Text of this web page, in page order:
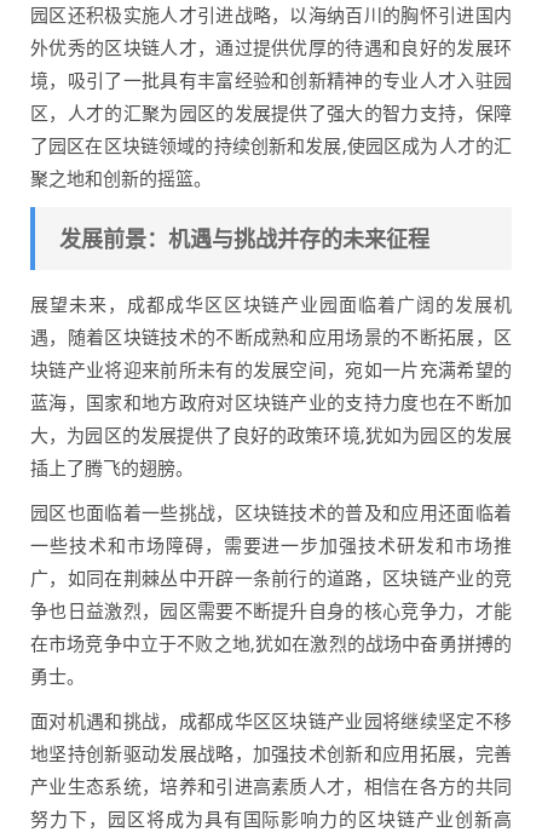
园区还积极实施人才引进战略，以海纳百川的胸怀引进国内
外优秀的区块链人才，通过提供优厚的待遇和良好的发展环
境，吸引了一批具有丰富经验和创新精神的专业人才入驻园
区，人才的汇聚为园区的发展提供了强大的智力支持，保障
了园区在区块链领域的持续创新和发展,使园区成为人才的汇
聚之地和创新的摇篮。
发展前景：机遇与挑战并存的未来征程
展望未来，成都成华区区块链产业园面临着广阔的发展机
遇，随着区块链技术的不断成熟和应用场景的不断拓展，区
块链产业将迎来前所未有的发展空间，宛如一片充满希望的
蓝海，国家和地方政府对区块链产业的支持力度也在不断加
大，为园区的发展提供了良好的政策环境,犹如为园区的发展
插上了腾飞的翅膀。
园区也面临着一些挑战，区块链技术的普及和应用还面临着
一些技术和市场障碍，需要进一步加强技术研发和市场推
广，如同在荆棘丛中开辟一条前行的道路，区块链产业的竞
争也日益激烈，园区需要不断提升自身的核心竞争力，才能
在市场竞争中立于不败之地,犹如在激烈的战场中奋勇拼搏的
勇士。
面对机遇和挑战，成都成华区区块链产业园将继续坚定不移
地坚持创新驱动发展战略，加强技术创新和应用拓展，完善
产业生态系统，培养和引进高素质人才，相信在各方的共同
努力下，园区将成为具有国际影响力的区块链产业创新高